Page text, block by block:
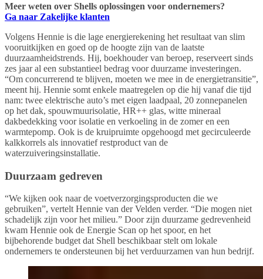
Meer weten over Shells oplossingen voor ondernemers?
Ga naar Zakelijke klanten
Volgens Hennie is die lage energierekening het resultaat van slim
vooruitkijken en goed op de hoogte zijn van de laatste
duurzaamheidstrends. Hij, boekhouder van beroep, reserveert sinds
zes jaar al een substantieel bedrag voor duurzame investeringen.
“Om concurrerend te blijven, moeten we mee in de energietransitie”,
meent hij. Hennie somt enkele maatregelen op die hij vanaf die tijd
nam: twee elektrische auto’s met eigen laadpaal, 20 zonnepanelen
op het dak, spouwmuurisolatie, HR++ glas, witte mineraal
dakbedekking voor isolatie en verkoeling in de zomer en een
warmtepomp. Ook is de kruipruimte opgehoogd met gecirculeerde
kalkkorrels als innovatief restproduct van de
waterzuiveringsinstallatie.
Duurzaam gedreven
“We kijken ook naar de voetverzorgingsproducten die we
gebruiken”, vertelt Hennie van der Velden verder. “Die mogen niet
schadelijk zijn voor het milieu.” Door zijn duurzame gedrevenheid
kwam Hennie ook de Energie Scan op het spoor, en het
bijbehorende budget dat Shell beschikbaar stelt om lokale
ondernemers te ondersteunen bij het verduurzamen van hun bedrijf.